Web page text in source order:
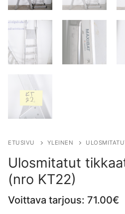
ETUSIVU YLEINEN
Ulosmitatut
(nro KT22)
Voittava tarjous: 71.00€